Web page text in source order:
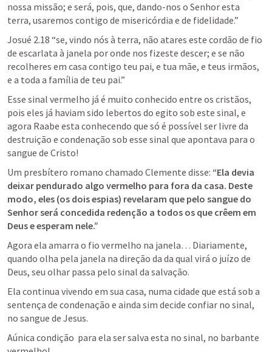
nossa missão; e será, pois, que, dando-nos o Senhor esta
terra, usaremos contigo de misericórdia e de fidelidade.”
Josué 2.18 “se, vindo nós à terra, não atares este cordão de fio
de escarlata à janela por onde nos fizeste descer; e se não
recolheres em casa contigo teu pai, e tua mãe, e teus irmãos,
e a toda a família de teu pai.”
Esse sinal vermelho já é muito conhecido entre os cristãos,
pois eles já haviam sido lebertos do egito sob este sinal, e
agora Raabe esta conhecendo que só é possível ser livre da
destruição e condenação sob esse sinal que apontava para o
sangue de Cristo!
Um presbítero romano chamado Clemente disse: “Ela devia
deixar pendurado algo vermelho para fora da casa. Deste
modo, eles (os dois espias) revelaram que pelo sangue do
Senhor será concedida redenção a todos os que crêem em
Deus e esperam nele.”
Agora ela amarra o fio vermelho na janela… Diariamente,
quando olha pela janela na direção da da qual virá o juízo de
Deus, seu olhar passa pelo sinal da salvação.
Ela continua vivendo em sua casa, numa cidade que está sob a
sentença de condenação e ainda sim decide confiar no sinal,
no sangue de Jesus.
Aúnica condição  para ela ser salva esta no sinal, no barbante